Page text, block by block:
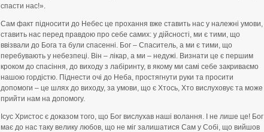
спасти нас!».
Сам факт підносити до Небес це прохання вже ставить нас у належні умови,
ставить нас перед правдою про себе самих: у дійсності, ми є тими, що
ввізвали до Бога та були спасенні. Бог – Спаситель, а ми є тими, що
перебувають у небезпеці. Він – лікар, а ми – недужі. Визнати це є першим
кроком до спасіння, до виходу з лабіринту, в якому ми самі себе закриваємо
нашою гордістю. Піднести очі до Неба, простягнути руки та просити
допомоги – це шлях до виходу, за умови, що є Хтось, Хто вислуховує та може
прийти нам на допомогу.
Ісус Христос є доказом того, що Бог вислухав наші волання. І не лише це! Бог
має до нас таку велику любов, що не міг залишатися Сам у Собі, що вийшов